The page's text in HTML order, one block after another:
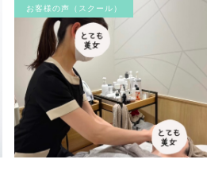
お客様の声（スクール）